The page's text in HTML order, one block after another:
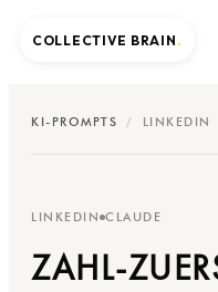
KI-PROMPTS / LINKEDIN
LINKEDIN CLAUDE
ZAHL-
COLLECTIVE BRAIN .